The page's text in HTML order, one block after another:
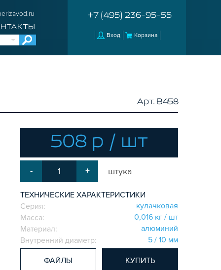
+7 (495) 236-95-55
Вход Корзина
Арт. B458
508 р / шт
- + штука
ТЕХНИЧЕСКИЕ ХАРАКТЕРИСТИКИ
Серия:
кулачковая
Масса:
0,016 кг / шт
Материал:
алюминий
Внутренний диаметр:
5 / 10 мм
ФАЙЛЫ КУПИТЬ